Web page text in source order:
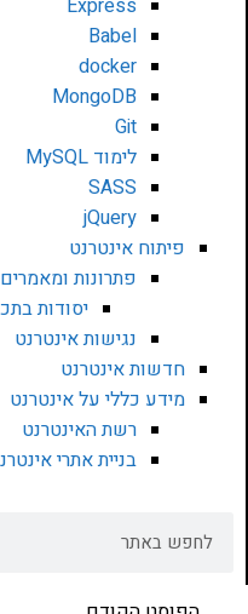
Babel
docker
MongoDB
Git
לימוד MySQL
SASS
jQuery
פיתוח אינטרנט
פתרונות
יסודות
נגישות אינטרנט
חדשות אינטרנט
מידע כללי על אינטרנט
רשת האינטרנט
בניית אתרי